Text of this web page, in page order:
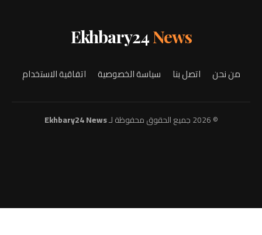
Ekhbary24News
من نحن اتصل بنا سياسة الخصوصية اتفاقية الاستخدام
© 2026 جميع الحقوق محفوظة لـ Ekhbary24 News